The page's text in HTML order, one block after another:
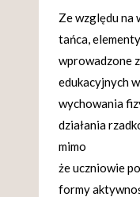
Ze względu
tańca,
wprowadzone
edukacyjnych
wychowania
działania
mimo
że uczniowie
formy